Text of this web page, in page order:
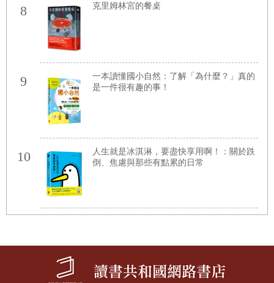
8 克里姆林宮的餐桌
9
一本讀懂國小自然：了解「為什麼？」真的
是一件很有趣的事！
10
人生就是冰淇淋，要盡快享用啊！：關於跌
倒、焦慮與那些有點累的日常